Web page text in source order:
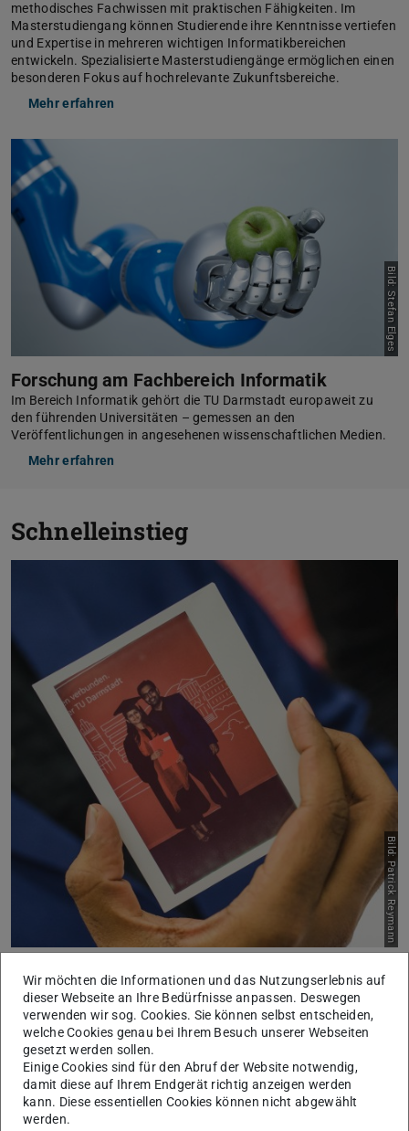
methodisches Fachwissen mit praktischen Fähigkeiten. Im
Masterstudiengang können Studierende ihre Kenntnisse vertiefen
und Expertise in mehreren wichtigen Informatikbereichen
entwickeln. Spezialisierte Masterstudiengänge ermöglichen einen
besonderen Fokus auf hochrelevante Zukunftsbereiche.
Mehr erfahren
Bild: Stefan Elges
Forschung am Fachbereich Informatik
Im Bereich Informatik gehört die TU Darmstadt europaweit zu
den führenden Universitäten – gemessen an den
Veröffentlichungen in angesehenen wissenschaftlichen Medien.
Mehr erfahren
Schnelleinstieg
Bild: Patrick Reymann
Wir möchten die Informationen und das Nutzungserlebnis auf
dieser Webseite an Ihre Bedürfnisse anpassen. Deswegen
verwenden wir sog. Cookies. Sie können selbst entscheiden,
welche Cookies genau bei Ihrem Besuch unserer Webseiten
gesetzt werden sollen.
Einige Cookies sind für den Abruf der Website notwendig,
damit diese auf Ihrem Endgerät richtig anzeigen werden
kann. Diese essentiellen Cookies können nicht abgewählt
werden.